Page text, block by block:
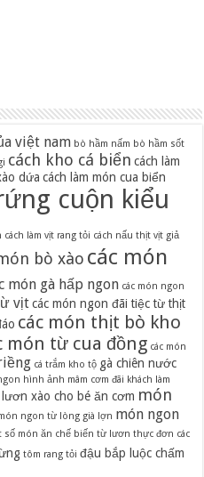
việt nam bò hầm nấm bò hầm sốt
cách kho cá biển cách làm
dứa cách làm món cua biển
cuộn kiểu
cách làm vịt rang tỏi cách nấu thịt vịt giả
bò xào các món
món gà hấp ngon các món ngon
vịt các món ngon đãi tiệc từ thịt
các món thịt bò kho
món từ cua đồng các món
cá trắm kho tộ gà chiên nước
hình ảnh mâm cơm đãi khách làm
lươn xào cho bé ăn cơm món
ngon từ lòng già lợn món ngon
số món ăn chế biến từ lươn thực đơn các
tôm rang tỏi đậu bắp luộc chấm